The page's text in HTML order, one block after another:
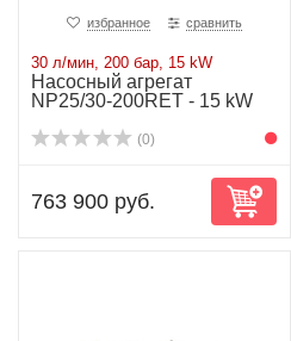
избранное сравнить
30 л/мин, 200 бар, 15 kW
Насосный агрегат
NP25/30-200RET - 15 kW
(0)
763 900 руб.